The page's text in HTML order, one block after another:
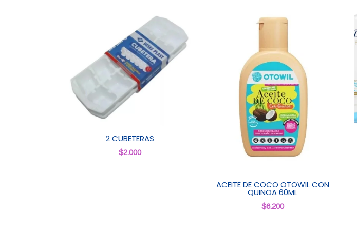
2 CUBETERAS
$2.000
ACEITE DE COCO OTOWIL CON
QUINOA 60ML
$6.200